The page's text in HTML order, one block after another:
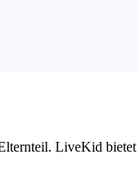
LiveKid